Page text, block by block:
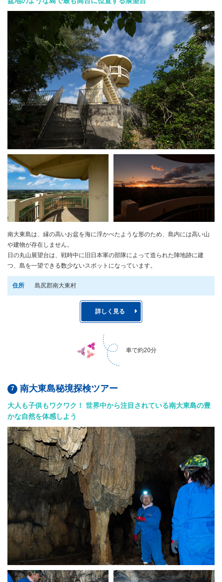
南大東島は、縁の高いお盆を海に浮かべたような形のため、島内には高い山
や建物が存在しません。
日の丸山展望台は、戦時中に旧日本軍の部隊によって造られた陣地跡に建
つ、島を一望できる数少ないスポットになっています。
住所 島尻郡南大東村
詳しく見る
車で約20分
南大東島秘境探検ツアー
大人も子供もワクワク！ 世界中から注目されている南大東島の豊
かな自然を体感しよう